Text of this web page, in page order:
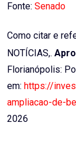
Fonte: Senado
Como citar e
NOTÍCIAS,.
Florianópolis:
em: https://
ampliacao-de-
2026